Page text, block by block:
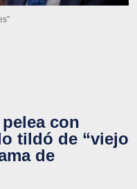
con
tildó de “viejo
de